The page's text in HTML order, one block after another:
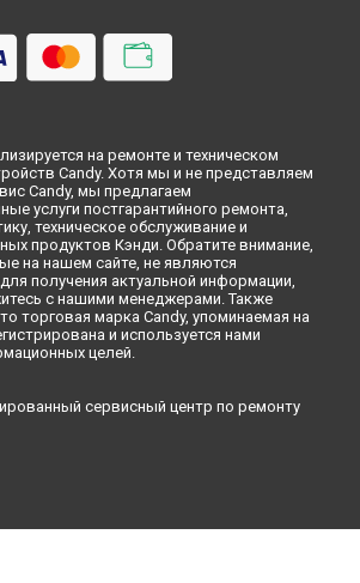
на ремонте и техническом
Candy. Хотя мы и не представляем
Candy, мы предлагаем
услуги постгарантийного ремонта,
техническое обслуживание и
продуктов Кэнди. Обратите внимание,
на нашем сайте, не являются
получения актуальной информации,
с нашими менеджерами. Также
торговая марка Candy, упоминаемая на
и используется нами
целей.
сервисный центр по ремонту